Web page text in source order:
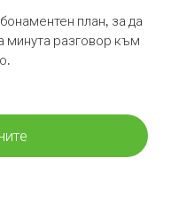
план, за да
минута разговор към